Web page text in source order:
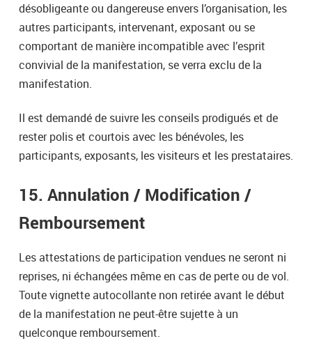
désobligeante ou dangereuse envers l’organisation, les
autres participants, intervenant, exposant ou se
comportant de manière incompatible avec l’esprit
convivial de la manifestation, se verra exclu de la
manifestation.
Il est demandé de suivre les conseils prodigués et de
rester polis et courtois avec les bénévoles, les
participants, exposants, les visiteurs et les prestataires.
15. Annulation / Modification /
Remboursement
Les attestations de participation vendues ne seront ni
reprises, ni échangées même en cas de perte ou de vol.
Toute vignette autocollante non retirée avant le début
de la manifestation ne peut-être sujette à un
quelconque remboursement.